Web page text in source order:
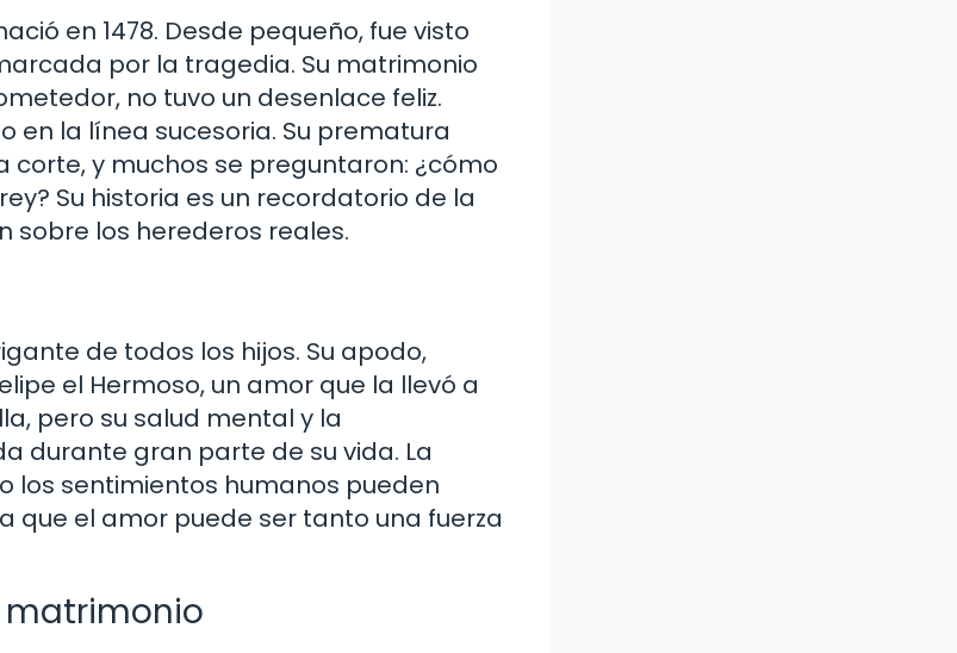
en 1478. Desde pequeño, fue visto
por la tragedia. Su matrimonio
no tuvo un desenlace feliz.
en la línea sucesoria. Su prematura
y muchos se preguntaron: ¿cómo
Su historia es un recordatorio de la
sobre los herederos reales.
de todos los hijos. Su apodo,
el Hermoso, un amor que la llevó a
pero su salud mental y la
durante gran parte de su vida. La
los sentimientos humanos pueden
que el amor puede ser tanto una fuerza
matrimonio